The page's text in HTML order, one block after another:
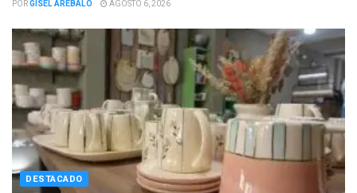
PORGISEL AREBALO AGOSTO 6, 2026
DESTACADO